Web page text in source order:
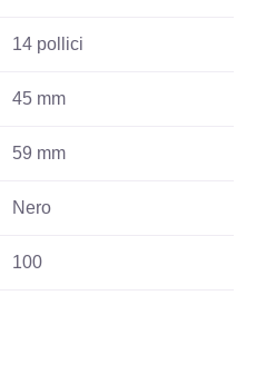
14 pollici
45 mm
59 mm
Nero
100